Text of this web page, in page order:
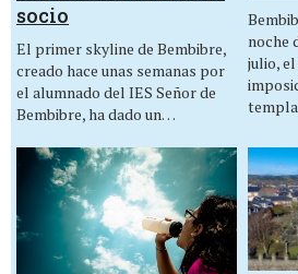
socio
El primer skyline de Bembibre,
creado hace unas semanas por
el alumnado del IES Señor de
Bembibre, ha dado un…
noche
julio,